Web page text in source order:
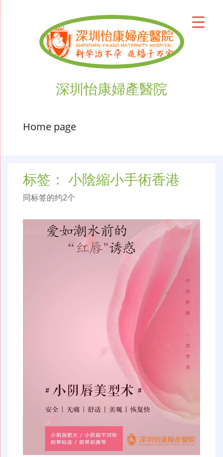
深圳怡康婦產醫院
Home page
标签： 小陰縮小手術香港
同标签的约2个